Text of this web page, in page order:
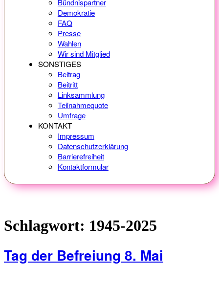
Bündnispartner
Demokratie
FAQ
Presse
Wahlen
Wir sind Mitglied
SONSTIGES
Beitrag
Beitritt
Linksammlung
Teilnahmequote
Umfrage
KONTAKT
Impressum
Datenschutzerklärung
Barrierefreiheit
Kontaktformular
Schlagwort: 1945-2025
Tag der Befreiung 8. Mai